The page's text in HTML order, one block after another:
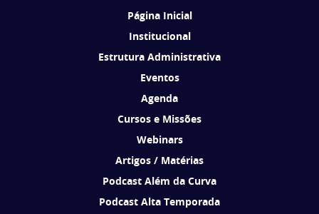
Página Inicial
Institucional
Estrutura Administrativa
Eventos
Agenda
Cursos e Missões
Webinars
Artigos / Matérias
Podcast Além da Curva
Podcast Alta Temporada